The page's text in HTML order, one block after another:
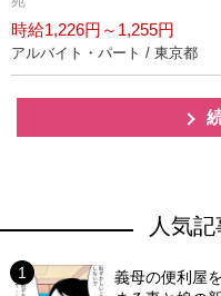
時給1,226円～1,255円
アルバイト・パート / 東京都
人気
義母の便利屋